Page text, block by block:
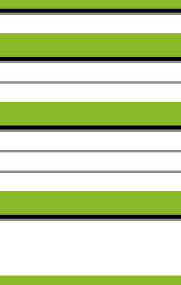
umschalten
umschalten
umschalten
umschalten